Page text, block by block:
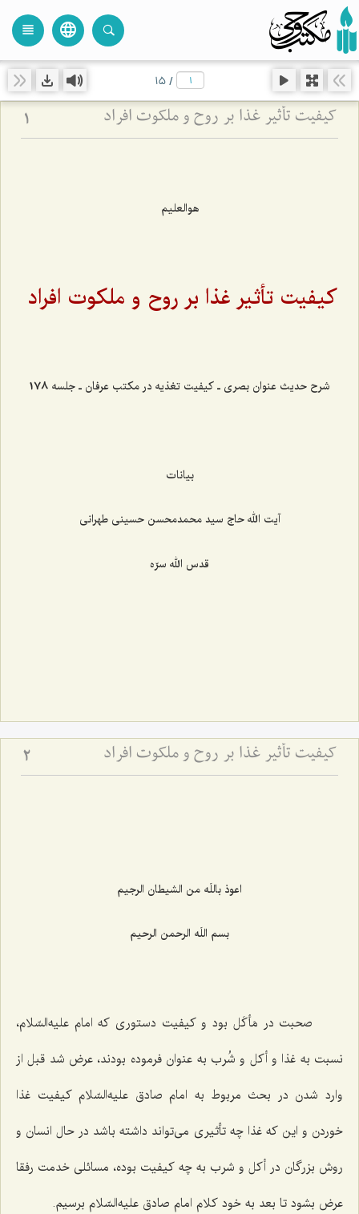
language
view_headline
/
15
کیفیت تأثیر غذا بر روح و ملکوت افراد 1
هوالعلیم
کیفیت تأثیر غذا بر روح و ملکوت افراد‌‌ ‌‌‌‌‌
شرح حدیث عنوان بصری ـ کیفیت تغذیه در مکتب عرفان ـ جلسه 178
بیانات
آیت الله حاج سید محمدمحسن حسینی طهرانی
قدس الله سرّه
کیفیت تأثیر غذا بر روح و ملکوت افراد 2
اعوذ باللَه من الشيطان الرجيم‌
بسم اللَه الرحمن الرحيم‌
صحبت در مَأكَل بود و كیفیت دستوری كه امام علیه‌السّلام،
نسبت به غذا و أكل و شُرب به عنوان فرموده بودند، عرض شد قبل از
وارد شدن در بحث مربوط به امام صادق علیه‌السّلام كیفیت غذا
خوردن و این كه غذا چه تأثیری می‌تواند داشته باشد در حال انسان و
روش بزرگان در أكل و شرب به چه كیفیت بوده، مسائلی خدمت رفقا
عرض بشود تا بعد به خود كلام امام صادق علیه‌السّلام برسیم.